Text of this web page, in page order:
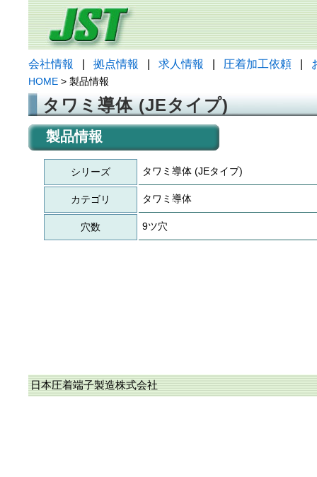
会社情報 拠点情報 求人情報 圧着加工依頼
HOME > 製品情報
タワミ導体 (JEタイプ)
製品情報
シリーズ タワミ導体 (JEタイプ)
カテゴリ タワミ導体
穴数 9ツ穴
日本圧着端子製造株式会社